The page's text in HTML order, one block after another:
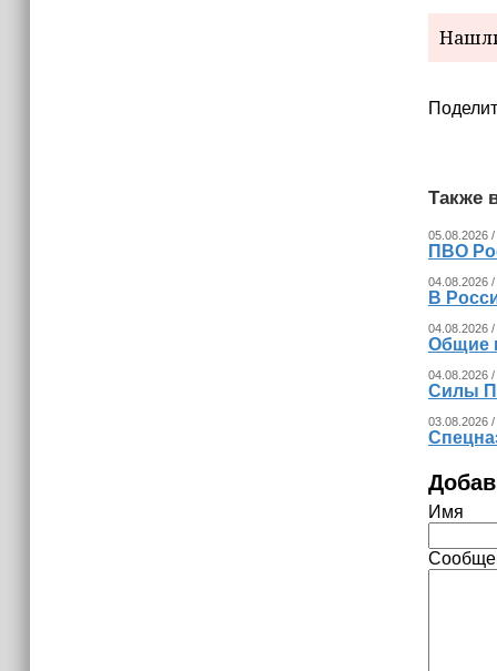
Также
05.08.2026 /
ПВО
04.08.2026
В
04.08.2026
Общие
04.08.2026
Силы
03.08.2026
Имя